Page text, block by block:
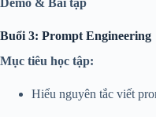
Buổi 3: Prompt Engineering
Mục tiêu học tập:
Hiểu nguyên tắc viết
Write a review
Your rating